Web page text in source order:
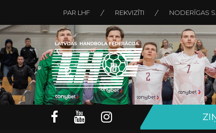
PAR LHF REKVIZĪTI NODERĪGAS